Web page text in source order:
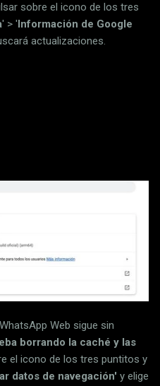
sobre el icono de los tres
' > ' Información de Google
actualizaciones.
Web sigue sin
borrando la caché y las
el icono de los tres puntitos y
datos de navegación' y elige